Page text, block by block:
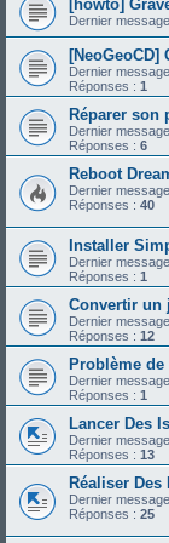
[howto]
Dernier
[NeoGeoCD]
Dernier
Réponses : 1
Réparer son
Dernier
Réponses : 6
Reboot
Dernier
Réponses : 40
Installer
Dernier
Réponses : 1
Convertir un
Dernier
Réponses : 12
Problème de
Dernier
Réponses : 1
Lancer Des
Dernier
Réponses : 13
Réaliser Des
Dernier
Réponses : 25